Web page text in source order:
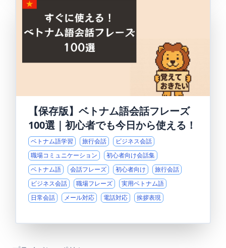
【保存版】ベトナム語会話フレーズ
100選｜初心者でも今日から使える！
ベトナム語学習 旅行会話
ビジネス会話
職場コミュニケーション
初心者向け会話集
ベトナム語
会話フレーズ 初心者向け
旅行会話
ビジネス会話
職場フレーズ
実用ベトナム語
日常会話
メール対応 電話対応 挨拶表現